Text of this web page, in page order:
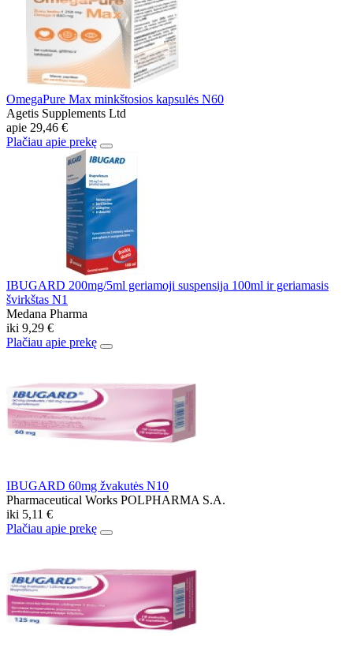
OmegaPure Max minkštosios kapsulės N60
Agetis Supplements Ltd
apie 29,46 €
Plačiau apie prekę
IBUGARD 200mg/5ml geriamoji suspensija 100ml ir geriamasis
švirkštas N1
Medana Pharma
iki 9,29 €
Plačiau apie prekę
IBUGARD 60mg žvakutės N10
Pharmaceutical Works POLPHARMA S.A.
iki 5,11 €
Plačiau apie prekę